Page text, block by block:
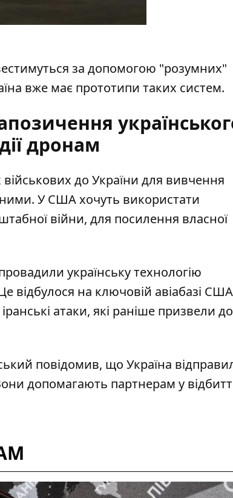
за допомогою "розумних"
вже має прототипи таких систем.
дронам
до України для вивчення
ними. У США хочуть використати
війни, для посилення власної
українську технологію
відбулося на ключовій авіабазі
атаки, які раніше призвели до
повідомив, що Україна
допомагають партнерам у